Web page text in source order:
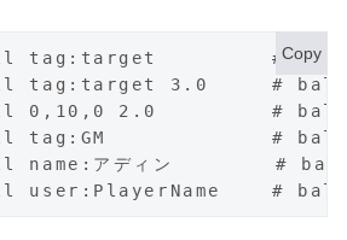
tag:target         # ballタグ
tag:target 3.0     # ballタグ
0,10,0 2.0         # ballタグ
# ballタグを
アディン        # ballタグ
# ballタ
Copy